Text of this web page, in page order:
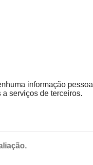
informação
serviços de terceiros.